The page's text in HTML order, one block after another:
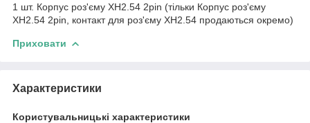
1 шт. Корпус роз'єму XH2.54 2pin (тільки Корпус роз'єму
XH2.54 2pin, контакт для роз'єму XH2.54 продаються окремо)
Приховати
Характеристики
Користувальницькі характеристики